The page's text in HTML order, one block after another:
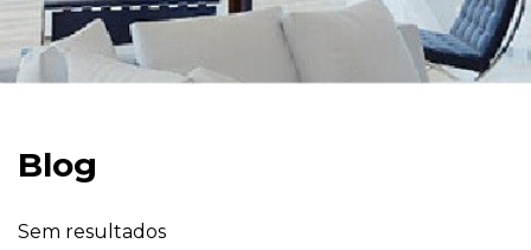
Blog
Sem resultados